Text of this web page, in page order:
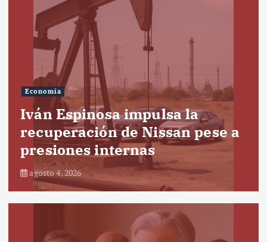
Economía
Iván Espinosa impulsa la
recuperación de Nissan pese a
presiones internas
agosto 4, 2026